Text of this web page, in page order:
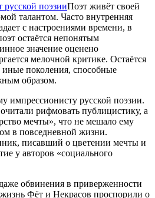
Поэт живёт своей
талантом. Часто внутренняя
с настроениями времени, в
остаётся непонятым
значение оценено
мелочной критике. Остаётся
иные поколения, способные
образом.
импрессионисту русской поэзии.
рифмовать публицистику, а
мечты», что не мешало ему
в повседневной жизни.
писавший о цветении мечты и
у авторов «социального
обвинения в приверженности
Фёт и Некрасов проспорили о